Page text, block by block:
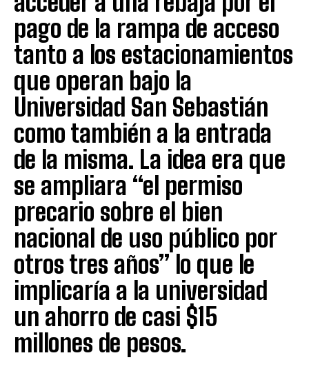
pago de la rampa de acceso
tanto a los estacionamientos
que operan bajo la
Universidad San Sebastián
como también a la entrada
de la misma. La idea era que
se ampliara “el permiso
precario sobre el bien
nacional de uso público por
otros tres años” lo que le
implicaría a la universidad
un ahorro de casi $15
millones de pesos.